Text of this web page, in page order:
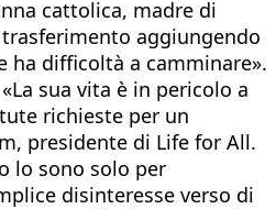
cattolica, madre di
aggiungendo
ha difficoltà a camminare».
sua vita è in pericolo a
richieste per un
presidente di Life for All.
lo sono solo per
disinteresse verso di